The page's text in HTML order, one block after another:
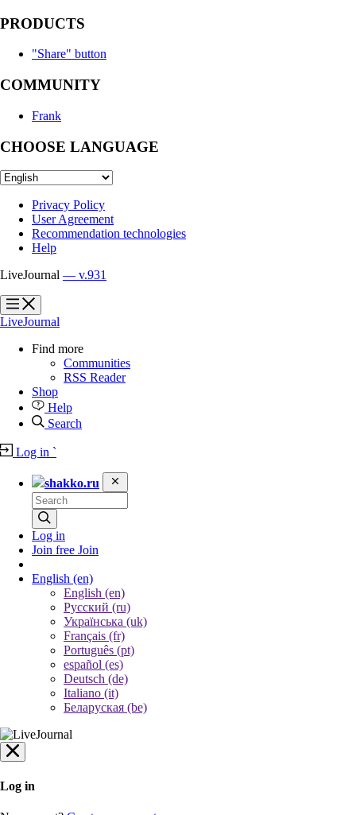
PRODUCTS
"Share" button
COMMUNITY
Frank
CHOOSE LANGUAGE
Privacy Policy
User Agreement
Recommendation technologies
Help
LiveJournal — v.931
?
?
LiveJournal
Find more
Communities
RSS Reader
Shop
Help
Search
Log in `
shakko.ru
Log in
Join free Join
English (en)
English (en)
Русский (ru)
Українська (uk)
Français (fr)
Português (pt)
español (es)
Deutsch (de)
Italiano (it)
Беларуская (be)
Log in